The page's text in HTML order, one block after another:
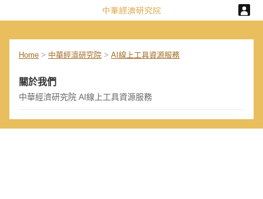
Home > 中華經濟研究院 > AI線上工具資源服務
關於我們
中華經濟研究院 AI線上工具資源服務